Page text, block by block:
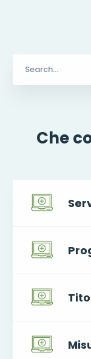
for:
Che